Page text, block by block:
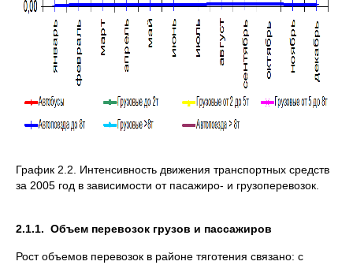
График 2.2. Интенсивность движения транспортных средств
за 2005 год в зависимости от пасажиро- и грузоперевозок.
2.1.1. Объем перевозок грузов и пассажиров
Рост объемов перевозок в районе тяготения связано: с